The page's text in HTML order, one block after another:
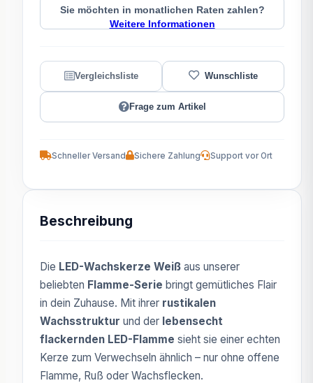
Sie möchten in monatlichen Raten zahlen?
Weitere Informationen
Frage zum Artikel
Schneller Versand Sichere Zahlung Support vor Ort
Beschreibung
Die LED-Wachskerze Weiß aus unserer
beliebten Flamme-Serie bringt gemütliches Flair
in dein Zuhause. Mit ihrer rustikalen
Wachsstruktur und der lebensecht
flackernden LED-Flamme sieht sie einer echten
Kerze zum Verwechseln ähnlich – nur ohne offene
Flamme, Ruß oder Wachsflecken.